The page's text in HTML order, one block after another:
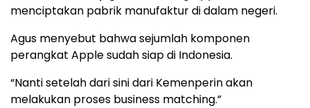
menciptakan pabrik manufaktur di dalam negeri.
Agus menyebut bahwa sejumlah komponen
perangkat Apple sudah siap di Indonesia.
“Nanti setelah dari sini dari Kemenperin akan
melakukan proses business matching.”